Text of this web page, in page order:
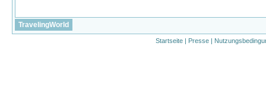
TravelingWorld
Startseite | Presse |